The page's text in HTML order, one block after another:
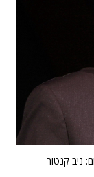
ניב קנטור